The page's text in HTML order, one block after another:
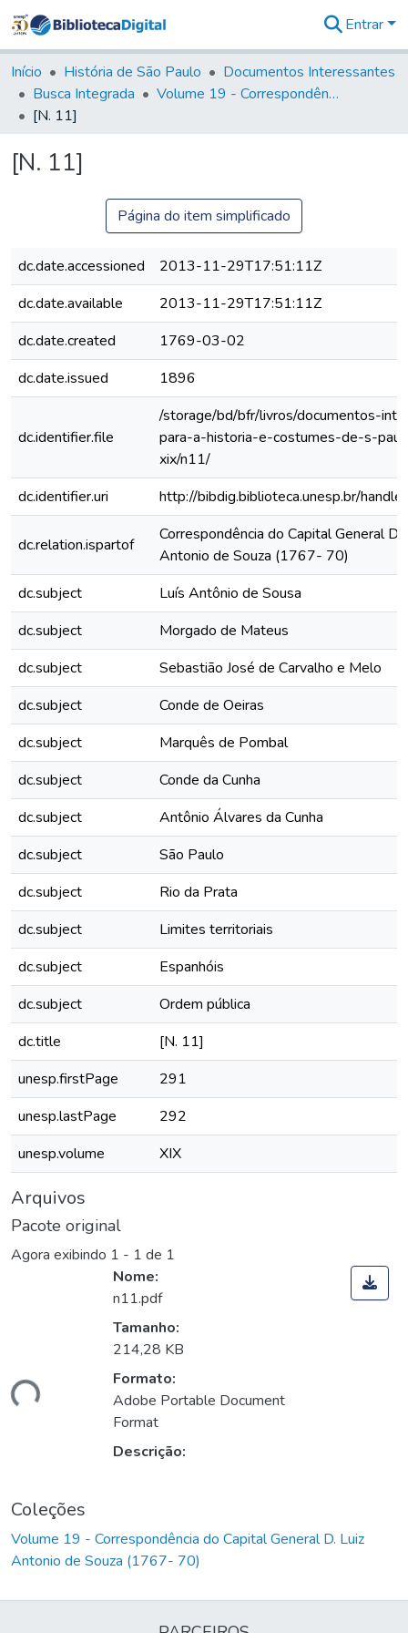
&
Coleções
Tudo na
Entrar
Início História de São Paulo
Documentos Interessantes
Busca Integrada
Volume 19 - Correspondência do Capital General D. Luiz Antonio de Souza (1767- 70)
[N. 11]
[N. 11]
Página do item simplificado
dc.date.accessioned
2013-11-29T17:51:11Z
dc.date.available
2013-11-29T17:51:11Z
dc.date.created
1769-03-02
dc.date.issued
1896
dc.identifier.file
/storage/bd/bfr/livros/documentos-
para-a-historia-e-costumes-de-s-
xix/n11/
dc.identifier.uri
http://bibdig.biblioteca.unesp.br/
dc.relation.ispartof
Correspondência do Capital General D.
Antonio de Souza (1767- 70)
dc.subject
Luís Antônio de Sousa
dc.subject
Morgado de Mateus
dc.subject
Sebastião José de Carvalho e Melo
dc.subject
Conde de Oeiras
dc.subject
Marquês de Pombal
dc.subject
Conde da Cunha
dc.subject
Antônio Álvares da Cunha
dc.subject
São Paulo
dc.subject
Rio da Prata
dc.subject
Limites territoriais
dc.subject
Espanhóis
dc.subject
Ordem pública
dc.title
[N. 11]
unesp.firstPage
291
unesp.lastPage
292
unesp.volume
XIX
Arquivos
Pacote original
Agora exibindo 1 - 1 de 1
Nome:
n11.pdf
Tamanho:
214,28 KB
Formato:
Adobe Portable Document
Format
Descrição:
Coleções
Volume 19 - Correspondência do Capital General D. Luiz
Antonio de Souza (1767- 70)